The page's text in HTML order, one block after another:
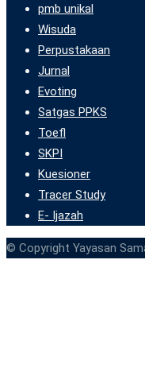
pmb unikal
Wisuda
Perpustakaan
Jurnal
Evoting
Satgas PPKS
Toefl
SKPI
Kuesioner
Tracer Study
E- Ijazah
© Copyright Yayasan